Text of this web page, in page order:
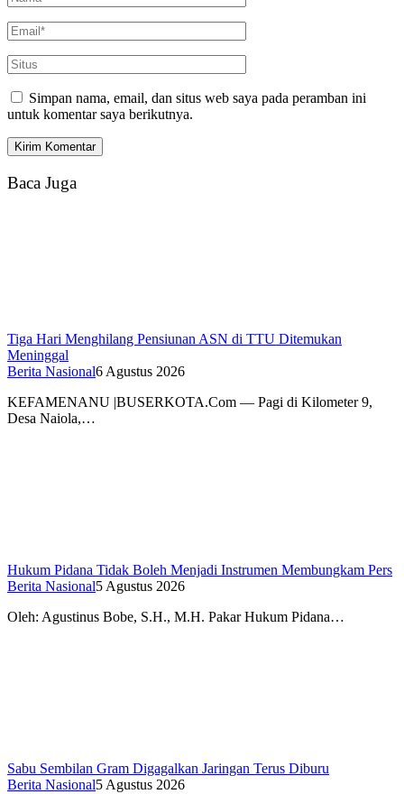
Simpan nama, email, dan situs web saya pada peramban ini
untuk komentar saya berikutnya.
Baca Juga
Tiga Hari Menghilang Pensiunan ASN di TTU Ditemukan
Meninggal
Berita Nasional6 Agustus 2026
KEFAMENANU |BUSERKOTA.Com — Pagi di Kilometer 9,
Desa Naiola,…
Hukum Pidana Tidak Boleh Menjadi Instrumen Membungkam Pers
Berita Nasional5 Agustus 2026
Oleh: Agustinus Bobe, S.H., M.H. Pakar Hukum Pidana…
Sabu Sembilan Gram Digagalkan Jaringan Terus Diburu
Berita Nasional5 Agustus 2026